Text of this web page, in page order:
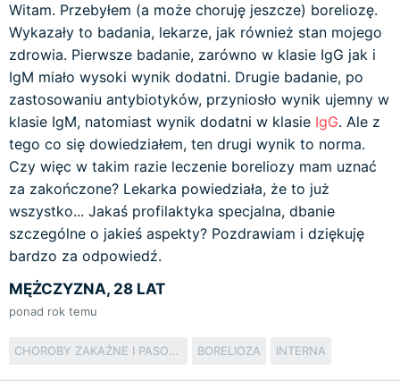
Witam. Przebyłem (a może choruję jeszcze) boreliozę.
Wykazały to badania, lekarze, jak również stan mojego
zdrowia. Pierwsze badanie, zarówno w klasie IgG jak i
IgM miało wysoki wynik dodatni. Drugie badanie, po
zastosowaniu antybiotyków, przyniosło wynik ujemny w
klasie IgM, natomiast wynik dodatni w klasie IgG. Ale z
tego co się dowiedziałem, ten drugi wynik to norma.
Czy więc w takim razie leczenie boreliozy mam uznać
za zakończone? Lekarka powiedziała, że to już
wszystko... Jakaś profilaktyka specjalna, dbanie
szczególne o jakieś aspekty? Pozdrawiam i dziękuję
bardzo za odpowiedź.
MĘŻCZYZNA, 28 LAT
ponad rok temu
CHOROBY ZAKAŹNE I PASOŻYTNICZE BORELIOZA INTERNA